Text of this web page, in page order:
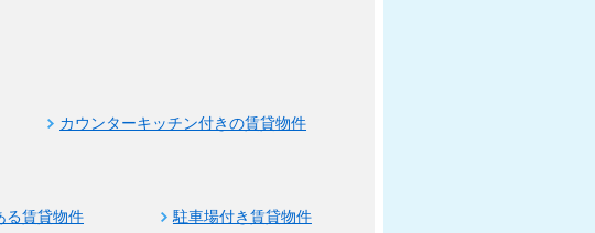
カウンターキッチン付きの賃貸物件
る賃貸物件
駐車場付き賃貸物件